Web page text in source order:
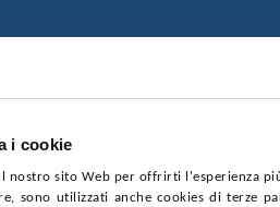
i cookie
nostro sito Web per offrirti l'esperienza
sono utilizzati anche cookies di terze